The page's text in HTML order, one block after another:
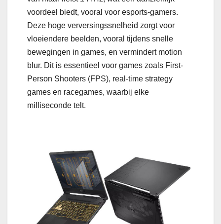
voordeel biedt, vooral voor esports-gamers.
Deze hoge verversingssnelheid zorgt voor
vloeiendere beelden, vooral tijdens snelle
bewegingen in games, en vermindert motion
blur. Dit is essentieel voor games zoals First-
Person Shooters (FPS), real-time strategy
games en racegames, waarbij elke
milliseconde telt.